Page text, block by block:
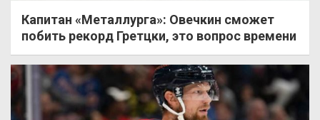
Капитан «Металлурга»: Овечкин сможет
побить рекорд Гретцки, это вопрос времени